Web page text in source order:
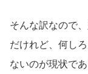
そんな訳なので
だけれど、何し
ないのが現状であ